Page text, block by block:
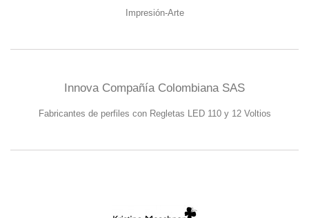
Impresión-Arte
Innova Compañía Colombiana SAS
Fabricantes de perfiles con Regletas LED 110 y 12 Voltios